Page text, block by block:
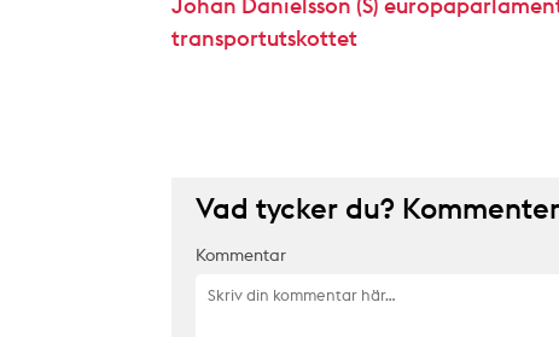
Johan Danielsson (S)
transportutskottet
Vad tycker du?
Kommentar